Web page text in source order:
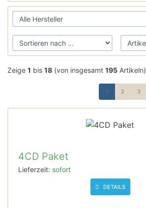
Zeige 1 bis 18 (von insgesamt 195 Artikeln)
1 2 3
4CD Paket
Lieferzeit: sofort
DETAILS